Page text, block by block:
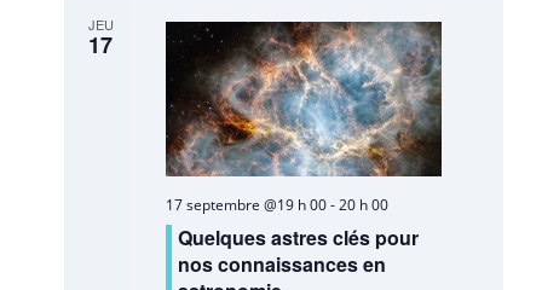
JEU
17
17 septembre @19 h 00-20 h 00
Quelques astres clés pour
nos connaissances en